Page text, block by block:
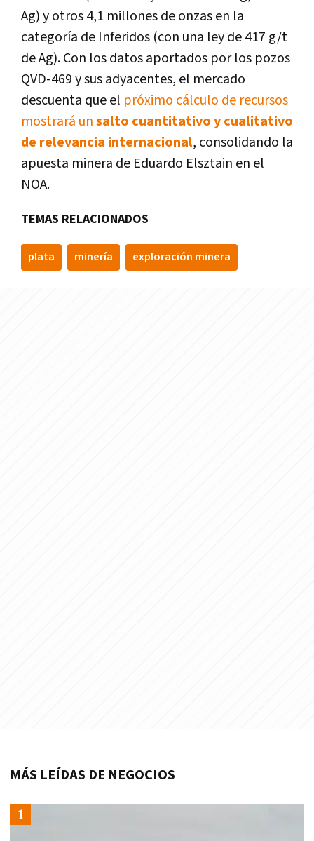
Ag) y otros 4,1 millones de onzas en la
categoría de Inferidos (con una ley de 417 g/t
de Ag). Con los datos aportados por los pozos
QVD-469 y sus adyacentes, el mercado
descuenta que el próximo cálculo de recursos
mostrará unsalto cuantitativo y cualitativo
de relevancia internacional, consolidando la
apuesta minera de Eduardo Elsztain en el
NOA.
TEMAS RELACIONADOS
plata minería exploración minera
MÁS LEÍDAS DE NEGOCIOS